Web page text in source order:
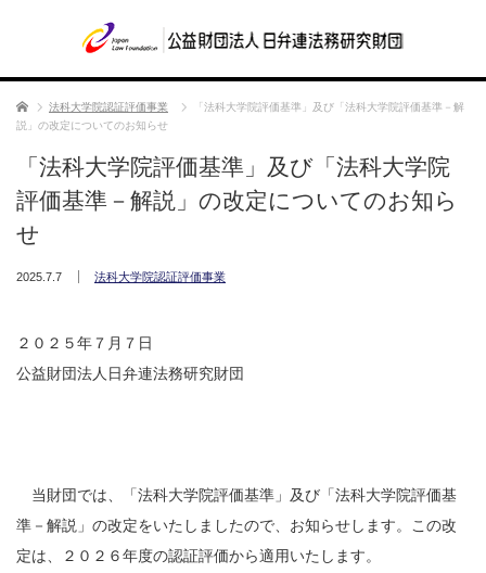
ホーム 法科大学院認証評価事業
「法科大学院評価基準」及び「法科大学院評価基準－解
説」の改定についてのお知らせ
「法科大学院評価基準」及び「法科大学院
評価基準－解説」の改定についてのお知ら
せ
2025.7.7 法科大学院認証評価事業
２０２５年７月７日
公益財団法人日弁連法務研究財団
当財団では、「法科大学院評価基準」及び「法科大学院評価基
準－解説」の改定をいたしましたので、お知らせします。この改
定は、２０２６年度の認証評価から適用いたします。